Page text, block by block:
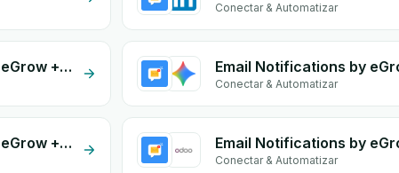
Conectar & Automatizar
Email Notifications by eGrow + EasyOrders
Conectar & Automatizar
Email Notifications by eGrow + Gmail
Conectar & Automatizar